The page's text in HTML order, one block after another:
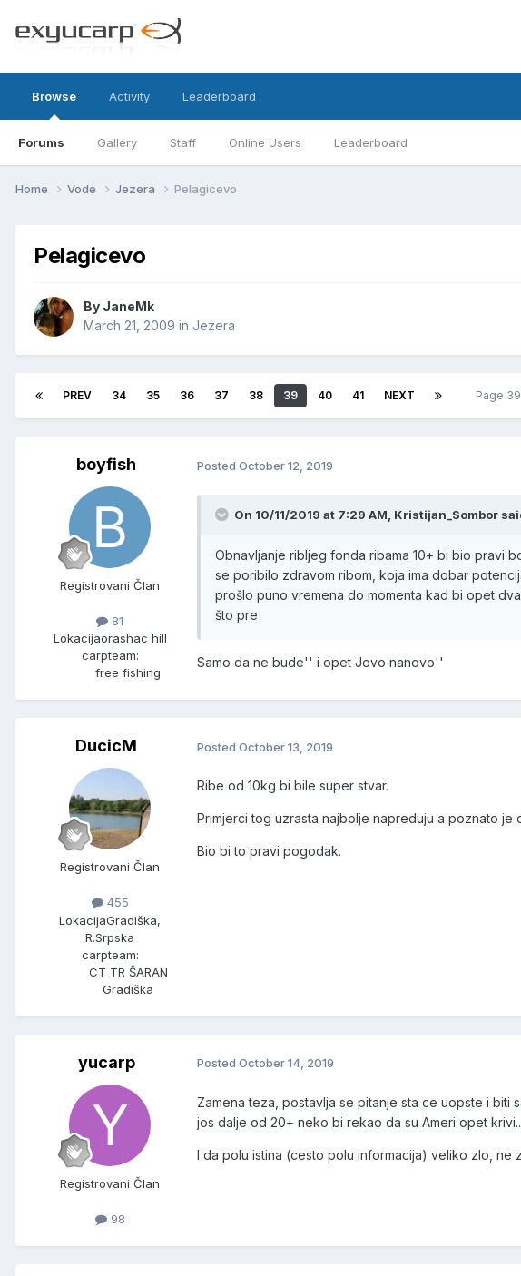
Browse
Forums Gallery Staff Online Users Leaderboard
Activity Leaderboard
Home Vode Jezera Pelagicevo
Pelagicevo
By JaneMk
March 21, 2009 in Jezera
PREV 34 35 36 37 38 39 40 41 NEXT Page
boyfish
Registrovani Član
81
Lokacijaorashac hill
carpteam:
free fishing
Posted October 12, 2019
On 10/11/2019 at 7:29 AM, Kristijan_Sombor
Obnavljanje ribljeg fonda ribama 10+ bi bio pravi
se poribilo zdravom ribom, koja ima dobar
prošlo puno vremena do momenta kad bi opet
što pre
Samo da ne bude'' i opet Jovo nanovo''
DucicM
Registrovani Član
455
LokacijaGradiška,
R.Srpska
carpteam:
CT TR ŠARAN
Gradiška
Posted October 13, 2019
Ribe od 10kg bi bile super stvar.
Primjerci tog uzrasta najbolje napreduju a poznato
Bio bi to pravi pogodak.
yucarp
Registrovani Član
98
Posted October 14, 2019
Zamena teza, postavlja se pitanje sta ce uopste i biti
jos dalje od 20+ neko bi rekao da su Ameri opet
I da polu istina (cesto polu informacija) veliko zlo, ne